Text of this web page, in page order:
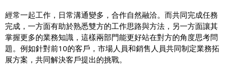
經常一起工作，日常溝通變多，合作自然融洽。而共同完成任務
完成，一方面有助於熟悉雙方的工作思路與方法，另一方面讓其
掌握更多的業務知識，這樣兩部門能更好站在對方的角度思考問
題。例如針對前10的客戶，市場人員和銷售人員共同制定業務拓
展方案，共同解決客戶提出的挑戰。